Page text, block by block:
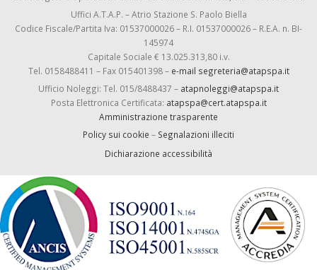
Uffici A.T.A.P. – Atrio Stazione S. Paolo Biella
Codice Fiscale/Partita Iva: 01537000026 – R.I. 01537000026 – R.E.A. n. BI-
145974
Capitale Sociale € 13.025.313,80 i.v.
Tel. 0158488411 – Fax 015401398 – e-mail segreteria@atapspa.it
Ufficio Noleggi: Tel. 015/8488437 – atapnoleggi@atapspa.it
Posta Elettronica Certificata: atapspa@cert.atapspa.it
Amministrazione trasparente
Policy sui cookie – Segnalazioni illeciti
Dichiarazione accessibilità